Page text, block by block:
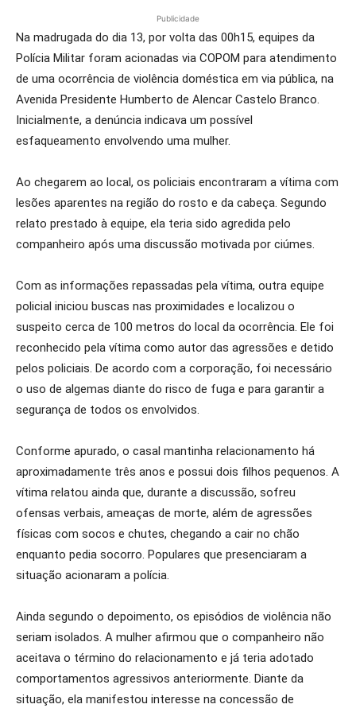
Publicidade
Na madrugada do dia 13, por volta das 00h15, equipes da
Polícia Militar foram acionadas via COPOM para atendimento
de uma ocorrência de violência doméstica em via pública, na
Avenida Presidente Humberto de Alencar Castelo Branco.
Inicialmente, a denúncia indicava um possível
esfaqueamento envolvendo uma mulher.
Ao chegarem ao local, os policiais encontraram a vítima com
lesões aparentes na região do rosto e da cabeça. Segundo
relato prestado à equipe, ela teria sido agredida pelo
companheiro após uma discussão motivada por ciúmes.
Com as informações repassadas pela vítima, outra equipe
policial iniciou buscas nas proximidades e localizou o
suspeito cerca de 100 metros do local da ocorrência. Ele foi
reconhecido pela vítima como autor das agressões e detido
pelos policiais. De acordo com a corporação, foi necessário
o uso de algemas diante do risco de fuga e para garantir a
segurança de todos os envolvidos.
Conforme apurado, o casal mantinha relacionamento há
aproximadamente três anos e possui dois filhos pequenos. A
vítima relatou ainda que, durante a discussão, sofreu
ofensas verbais, ameaças de morte, além de agressões
físicas com socos e chutes, chegando a cair no chão
enquanto pedia socorro. Populares que presenciaram a
situação acionaram a polícia.
Ainda segundo o depoimento, os episódios de violência não
seriam isolados. A mulher afirmou que o companheiro não
aceitava o término do relacionamento e já teria adotado
comportamentos agressivos anteriormente. Diante da
situação, ela manifestou interesse na concessão de